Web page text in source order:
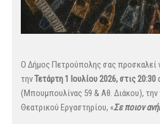
Ο Δήμος Πετρούπολης σας προσκαλεί
τηνΤετάρτη 1 Ιουλίου 2026, στις 20:30
(Μπουμπουλίνας 59 & Αθ. Διάκου),
Θεατρικού Εργαστηρίου, «Σε ποιον